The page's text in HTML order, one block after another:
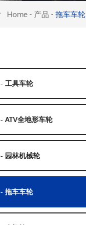
Home - 产品 - 拖车车轮
- 工具车轮
- ATV全地形车轮
- 园林机械轮
- 拖车车轮